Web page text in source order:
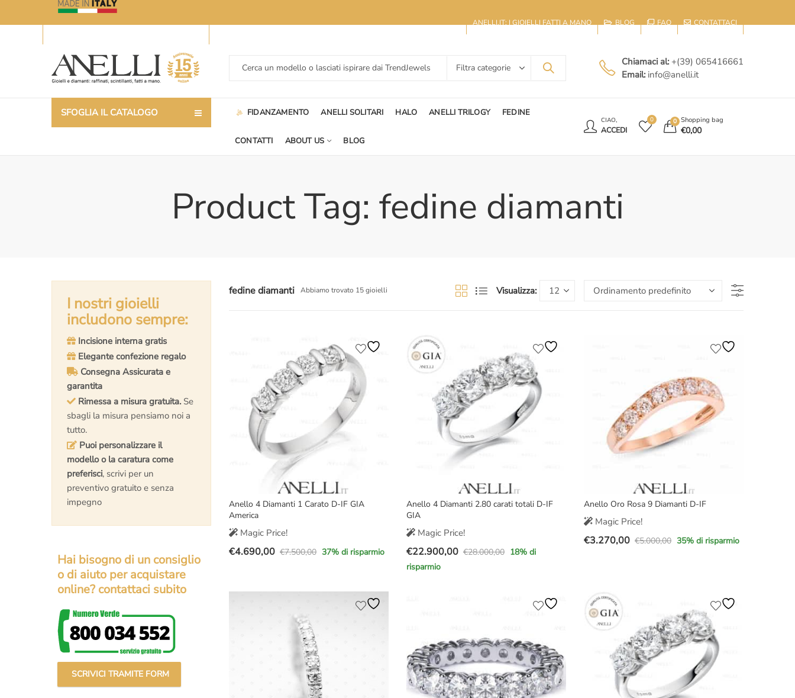
ANELLI.IT: I GIOIELLI FATTI A MANO BLOG FAQ CONTATTACI
Chiamaci al: +(39) 065416661
Email: info@anelli.it
SFOGLIA IL CATALOGO FIDANZAMENTO ANELLI SOLITARI HALO ANELLI TRILOGY FEDINE
CONTATTI ABOUT US BLOG
CIAO,
ACCEDI
0 0 Shopping bag
€0,00
Product Tag: fedine diamanti
fedine diamanti Abbiamo trovato 15 gioielli Visualizza:
Anello 4 Diamanti 1 Carato D-IF GIA
America
Magic Price!
€7.500,00
Il
originale
€4.690,00
Il
attuale
37% di risparmio
Anello 4 Diamanti 2.80 carati totali D-IF
GIA
Magic Price!
€28.000,00
Il
prezzo
€22.900,00
Il
prezzo
18% di
risparmio
Anello Oro Rosa 9 Diamanti D-IF
Magic Price!
€5.000,00
Il
€5.000,00.
€3.270,00
Il
€3.270,00.
35% di risparmio
I nostri gioielli
includono sempre:
Incisione interna gratis
Elegante confezione regalo
Consegna Assicurata e
garantita
Rimessa a misura gratuita. Se
sbagli la misura pensiamo noi a
tutto.
Puoi personalizzare il
modello o la caratura come
preferisci, scrivi per un
preventivo gratuito e senza
impegno
Hai bisogno di un consiglio
o di aiuto per acquistare
online? contattaci subito
SCRIVICI TRAMITE FORM